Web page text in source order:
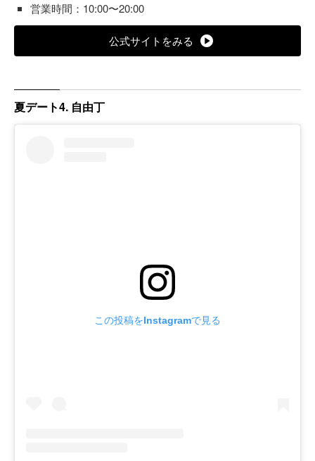
営業時間：10:00〜20:00
公式サイトをみる
夏デート4. 自由丁
この投稿をInstagramで見る